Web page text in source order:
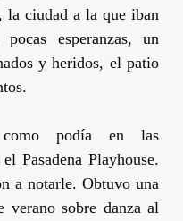
la ciudad a la que iban
esperanzas, un
y heridos, el patio
podía en las
Pasadena Playhouse.
a notarle. Obtuvo una
verano sobre danza al